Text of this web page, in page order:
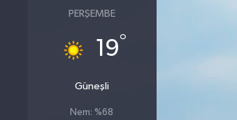
PERŞEMBE
19°
Güneşli
Nem: %68